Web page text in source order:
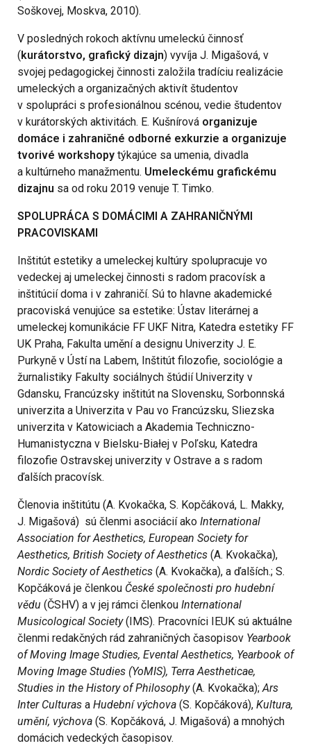
Soškovej, Moskva, 2010).
V posledných rokoch aktívnu umeleckú činnosť
(kurátorstvo, grafický dizajn) vyvíja J. Migašová, v
svojej pedagogickej činnosti založila tradíciu realizácie
umeleckých a organizačných aktivít študentov
v spolupráci s profesionálnou scénou, vedie študentov
v kurátorských aktivitách. E. Kušnírová organizuje
domáce i zahraničné odborné exkurzie a organizuje
tvorivé workshopy týkajúce sa umenia, divadla
a kultúrneho manažmentu. Umeleckému grafickému
dizajnu sa od roku 2019 venuje T. Timko.
SPOLUPRÁCA S DOMÁCIMI A ZAHRANIČNÝMI
PRACOVISKAMI
Inštitút estetiky a umeleckej kultúry spolupracuje vo
vedeckej aj umeleckej činnosti s radom pracovísk a
inštitúcií doma i v zahraničí. Sú to hlavne akademické
pracoviská venujúce sa estetike: Ústav literárnej a
umeleckej komunikácie FF UKF Nitra, Katedra estetiky FF
UK Praha, Fakulta umění a designu Univerzity J. E.
Purkyně v Ústí na Labem, Inštitút filozofie, sociológie a
žurnalistiky Fakulty sociálnych štúdií Univerzity v
Gdansku, Francúzsky inštitút na Slovensku, Sorbonnská
univerzita a Univerzita v Pau vo Francúzsku, Sliezska
univerzita v Katowiciach a Akademia Techniczno-
Humanistyczna v Bielsku-Białej v Poľsku, Katedra
filozofie Ostravskej univerzity v Ostrave a s radom
ďalších pracovísk.
Členovia inštitútu (A. Kvokačka, S. Kopčáková, L. Makky,
J. Migašová) sú členmi asociácií ako International
Association for Aesthetics, European Society for
Aesthetics, British Society of Aesthetics (A. Kvokačka),
Nordic Society of Aesthetics (A. Kvokačka), a ďalších.; S.
Kopčáková je členkou České společnosti pro hudební
vědu (ČSHV) a v jej rámci členkou International
Musicological Society(IMS). Pracovníci IEUK sú aktuálne
členmi redakčných rád zahraničných časopisov Yearbook
of Moving Image Studies, Evental Aesthetics, Yearbook of
Moving Image Studies (YoMIS), Terra Aestheticae,
Studies in the History of Philosophy(A. Kvokačka);Ars
Inter Culturas a Hudební výchova (S. Kopčáková), Kultura,
umění, výchova (S. Kopčáková, J. Migašová) a mnohých
domácich vedeckých časopisov.